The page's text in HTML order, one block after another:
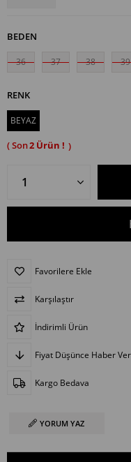
BEDEN
2
36 37 38 39
RENK
BEYAZ
Favorilere Ekle
Karşılaştır
İndirimli Ürün
Fiyat Düşünce Haber Ver
Kargo Bedava
YORUM YAZ